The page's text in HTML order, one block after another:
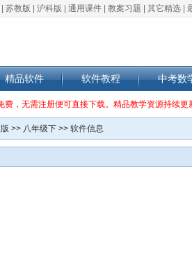
苏教版 沪科版 通用课件 教案习题 其它精选
精品软件 软件教程 中考数
，无需注册便可直接下载。精品教学资源持续更
>> 八年级下 >> 软件信息